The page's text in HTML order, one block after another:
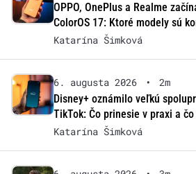
OPPO, OnePlus a Realme
ColorOS 17: Ktoré modely sú
Katarína Šimková
6. augusta 2026 •
2m
Disney+ oznámilo veľkú
TikTok: Čo prinesie v praxi a
Katarína Šimková